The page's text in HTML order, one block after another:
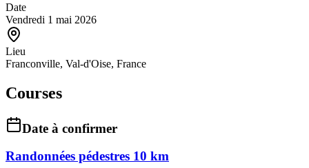
Date
Vendredi 1 mai 2026
Lieu
Franconville, Val-d'Oise, France
Courses
Date à confirmer
Randonnées pédestres 10 km